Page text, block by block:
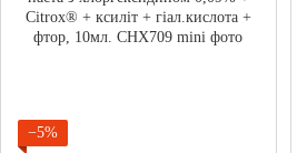
−5%